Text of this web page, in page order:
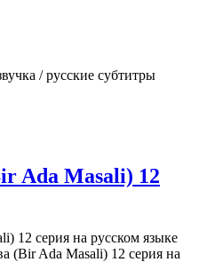
/ русские субтитры
Ada Masali) 12
12 серия на русском языке
(Bir Ada Masali) 12 серия на